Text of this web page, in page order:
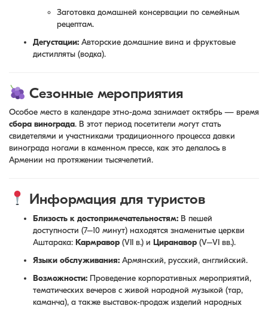
Заготовка домашней консервации по семейным
рецептам.
Дегустации: Авторские домашние вина и фруктовые
дистилляты (водка).
Сезонные мероприятия
Особое место в календаре этно-дома занимает октябрь — время
сбора винограда. В этот период посетители могут стать
свидетелями и участниками традиционного процесса давки
винограда ногами в каменном прессе, как это делалось в
Армении на протяжении тысячелетий.
Информация для туристов
Близость к достопримечательностям: В пешей
доступности (7–10 минут) находятся знаменитые церкви
Аштарака: Кармравор (VII в.) и Циранавор (V–VI вв.).
Языки обслуживания: Армянский, русский, английский.
Возможности: Проведение корпоративных мероприятий,
тематических вечеров с живой народной музыкой (тар,
каманча), а также выставок-продаж изделий народных